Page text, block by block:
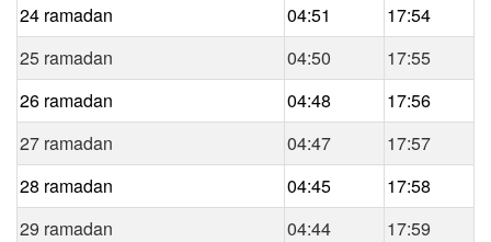
24 ramadan
04:51
17:54
25 ramadan
04:50
17:55
26 ramadan
04:48
17:56
27 ramadan
04:47
17:57
28 ramadan
04:45
17:58
29 ramadan
04:44
17:59